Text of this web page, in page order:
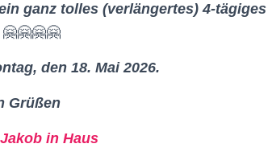
ganz tolles (verlängertes) 4-tägiges
den 18. Mai 2026.
Grüßen
in Haus